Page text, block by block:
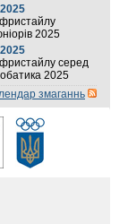
2025
серед
2025
змаганнь